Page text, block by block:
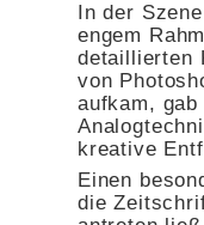
In der
engem
detaillierten
von
aufkam,
kreative
Einen
die